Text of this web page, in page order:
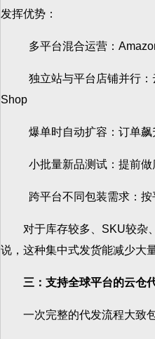
发挥优势：
多平台混合运营：Amazon
独立站与平台店铺并行：
Shop
爆单时自动扩容：订单飙
小批量新品测试：提前做
跨平台不同包装需求：按
对于库存较多、SKU较杂
说，这种集中式发货能减少大
三：支持全球平台的云仓代
一次完整的代发流程大致包